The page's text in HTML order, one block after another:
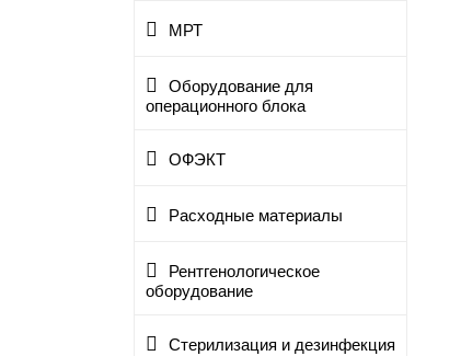
МРТ
Оборудование для
операционного блока
ОФЭКТ
Расходные материалы
Рентгенологическое
оборудование
Стерилизация и дезинфекция